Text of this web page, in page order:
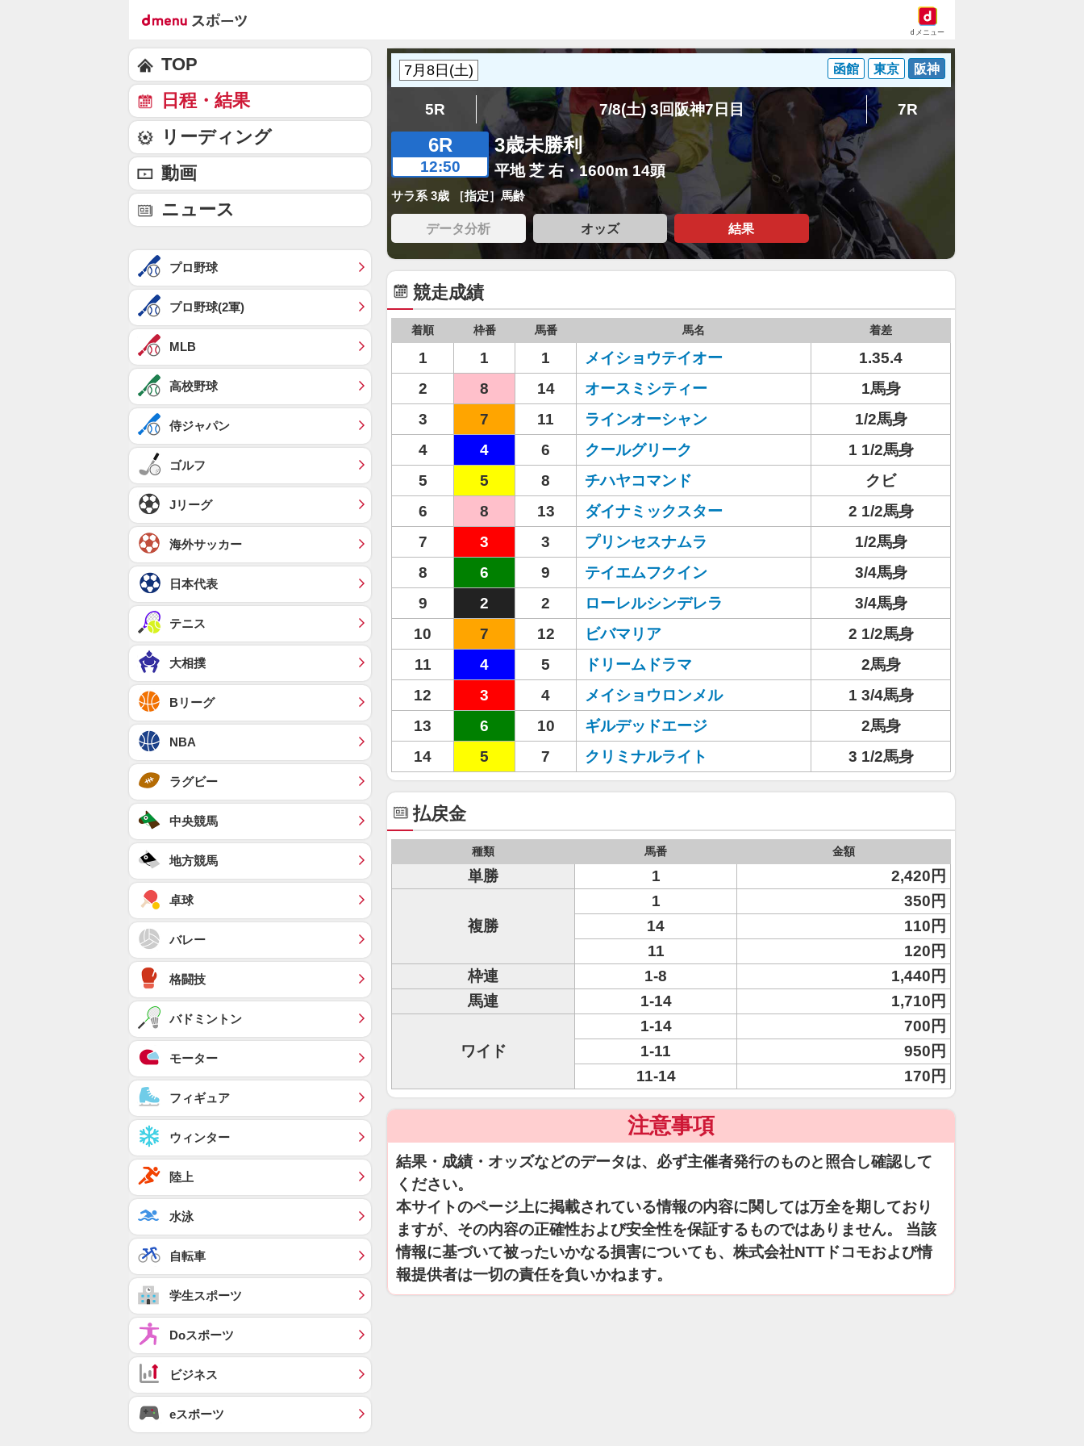
dメニュー
函館 東京 阪神
5R 7/8(土) 3回阪神7日目 7R
6R
12:50
3歳未勝利
平地 芝 右・1600m 14頭
サラ系 3歳 ［指定］馬齢
データ分析 オッズ 結果
競走成績
着順 枠番 馬番 馬名 着差
1 1 1 メイショウテイオー
1.35.4
2
8 14 オースミシティー
1馬身
3
7 11 ラインオーシャン
1/2馬身
4
4 6 クールグリーク
1 1/2馬身
5
5 8 チハヤコマンド
クビ
6
8 13 ダイナミックスター
2 1/2馬身
7
3 3 プリンセスナムラ
1/2馬身
8
6 9 テイエムフクイン
3/4馬身
9
2 2 ローレルシンデレラ
3/4馬身
10
7 12 ビバマリア
2 1/2馬身
11
4 5 ドリームドラマ
2馬身
12
3 4 メイショウロンメル
1 3/4馬身
13
6 10 ギルデッドエージ
2馬身
14
5 7 クリミナルライト 3 1/2馬身
払戻金
種類 馬番 金額
単勝 1 2,420円
複勝
1
350円
14
110円
11
120円
枠連
1-8
1,440円
馬連
1-14 1,710円
ワイド
1-14
700円
1-11
950円
11-14
170円
注意事項
結果・成績・オッズなどのデータは、必ず主催者発行のものと照合し確認して
ください。
本サイトのページ上に掲載されている情報の内容に関しては万全を期しており
ますが、その内容の正確性および安全性を保証するものではありません。 当該
情報に基づいて被ったいかなる損害についても、株式会社NTTドコモおよび情
報提供者は一切の責任を負いかねます。
TOP
日程・結果
リーディング
動画
ニュース
プロ野球
プロ野球(2軍)
MLB
高校野球
侍ジャパン
ゴルフ
Jリーグ
海外サッカー
日本代表
テニス
大相撲
Bリーグ
NBA
ラグビー
中央競馬
地方競馬
卓球
バレー
格闘技
バドミントン
モーター
フィギュア
ウィンター
陸上
水泳
自転車
学生スポーツ
Doスポーツ
ビジネス
eスポーツ